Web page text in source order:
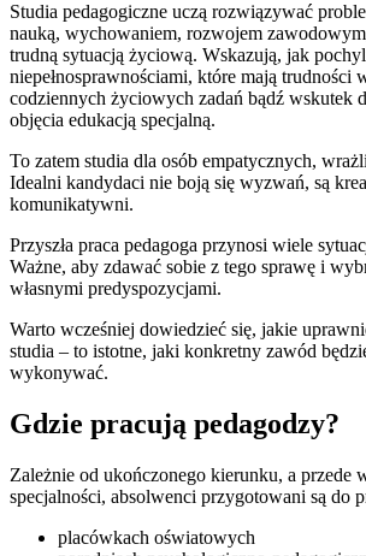
Studia pedagogiczne uczą rozwiązywać
nauką, wychowaniem, rozwojem
trudną sytuacją życiową. Wskazują, jak
niepełnosprawnościami, które mają trudności
codziennych życiowych zadań bądź wskutek
objęcia edukacją specjalną.
To zatem studia dla osób empatycznych,
Idealni kandydaci nie boją się wyzwań, są
komunikatywni.
Przyszła praca pedagoga przynosi wiele
Ważne, aby zdawać sobie z tego sprawę i
własnymi predyspozycjami.
Warto wcześniej dowiedzieć się, jakie
studia – to istotne, jaki konkretny zawód
wykonywać.
Gdzie pracują pedagodzy?
Zależnie od ukończonego kierunku, a przede
specjalności, absolwenci przygotowani są do
placówkach oświatowych